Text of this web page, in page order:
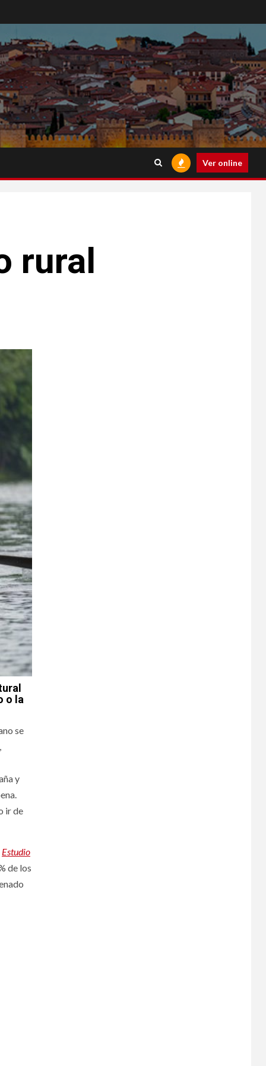
Ver online
rural
o la
se
y
ir de
Estudio
de los